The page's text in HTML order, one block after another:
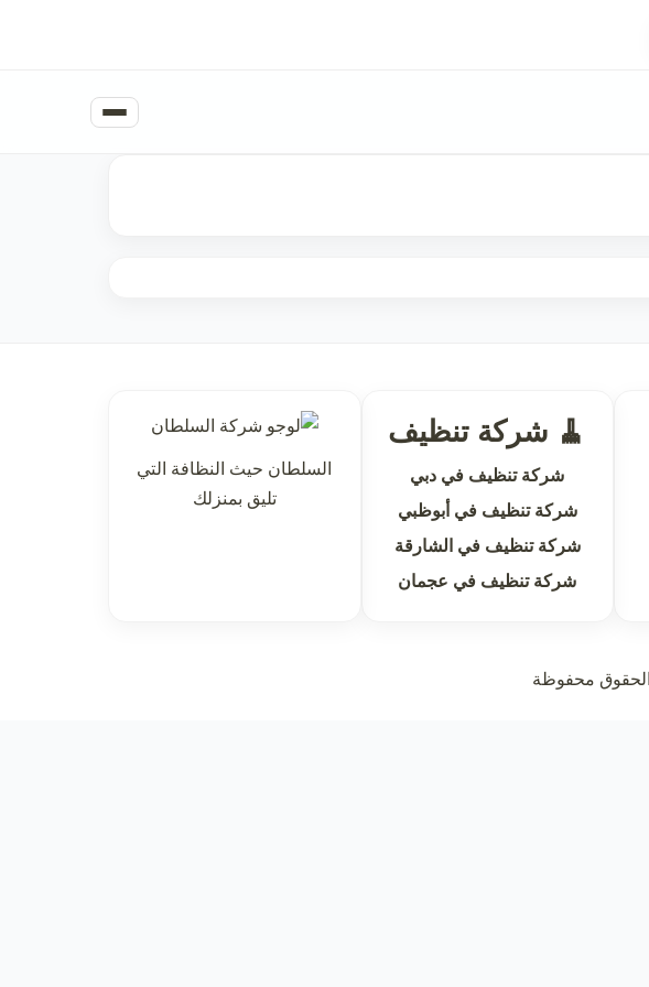
🧹 شركة تنظيف
شركة تنظيف في دبي
شركة تنظيف في أبوظبي
شركة تنظيف في الشارقة
شركة تنظيف في عجمان
السلطان حيث النظافة التي
تليق بمنزلك